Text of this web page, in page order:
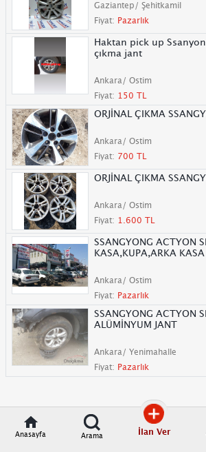
Gaziantep/ Şehitkamil
Fiyat: Pazarlık
Haktan pick up
çıkma jant
Ankara/ Ostim
Fiyat: 150 TL
ORJİNAL ÇIKMA
Ankara/ Ostim
Fiyat: 700 TL
ORJİNAL ÇIKMA
Ankara/ Ostim
Fiyat: 1.600 TL
SSANGYONG ACTYON
KASA,KUPA,ARKA
Ankara/ Ostim
Fiyat: Pazarlık
SSANGYONG ACTYON
ALÜMİNYUM JANT
Ankara/ Yenimahalle
Fiyat: Pazarlık
Anasayfa Arama İlan Ver